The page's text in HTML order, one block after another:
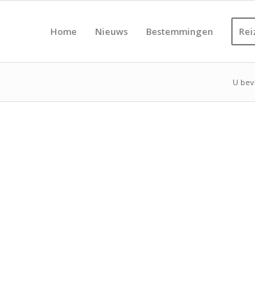
Home Nieuws Bestemmingen
U